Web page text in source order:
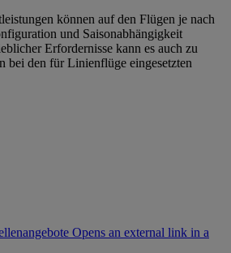
können auf den Flügen je nach
und Saisonabhängigkeit
Erfordernisse kann es auch zu
bei den für Linienflüge eingesetzten
Opens an external link in a